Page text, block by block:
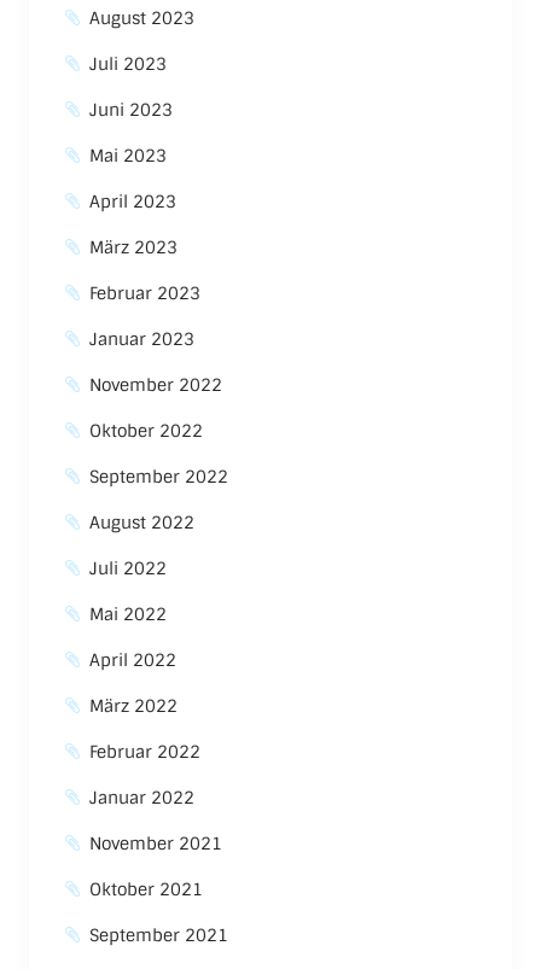
August 2023
Juli 2023
Juni 2023
Mai 2023
April 2023
März 2023
Februar 2023
Januar 2023
November 2022
Oktober 2022
September 2022
August 2022
Juli 2022
Mai 2022
April 2022
März 2022
Februar 2022
Januar 2022
November 2021
Oktober 2021
September 2021